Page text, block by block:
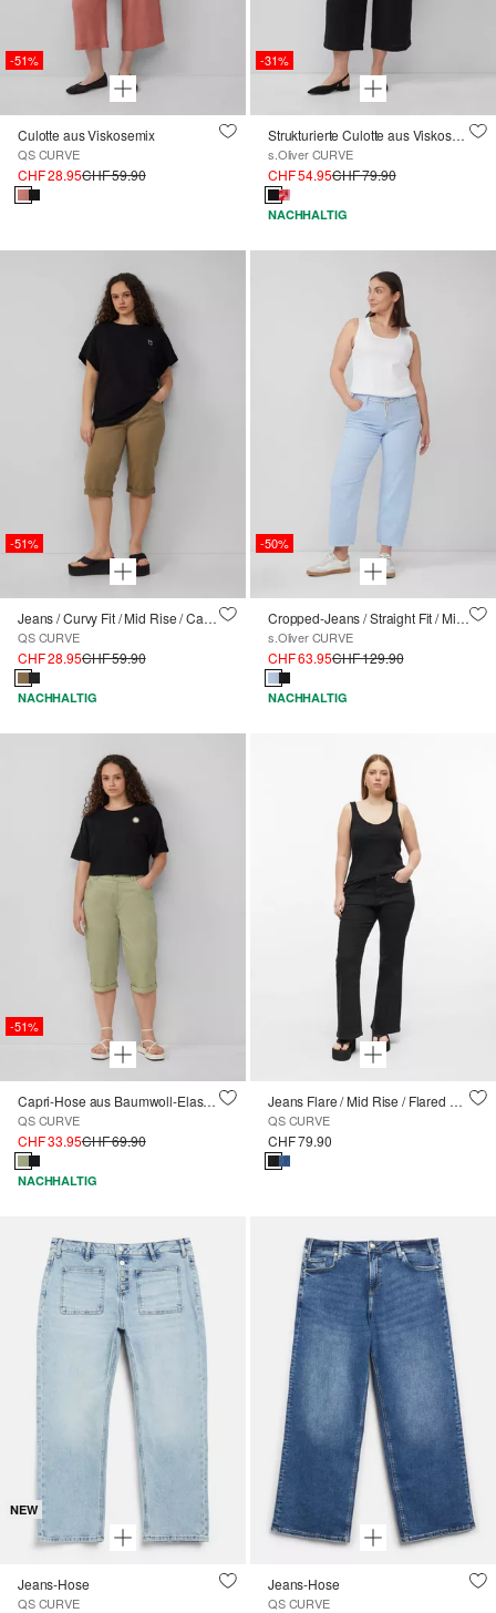
-51%
Culotte aus Viskosemix
QS CURVE
CHF 28.95CHF 59.90
-31%
Strukturierte Culotte aus Viskosemix
s.Oliver CURVE
CHF 54.95CHF 79.90
NACHHALTIG
-51%
Jeans / Curvy Fit / Mid Rise / Capri Length
QS CURVE
CHF 28.95CHF 59.90
NACHHALTIG
-50%
Cropped-Jeans / Straight Fit / Mid Rise / Straight Leg / offener Saum
s.Oliver CURVE
CHF 63.95CHF 129.90
NACHHALTIG
-51%
Capri-Hose aus Baumwoll-Elasthan-Mischung
QS CURVE
CHF 33.95CHF 69.90
NACHHALTIG
Jeans Flare / Mid Rise / Flared Leg
QS CURVE
CHF 79.90
NEW
Jeans-Hose
QS CURVE
Jeans-Hose
QS CURVE